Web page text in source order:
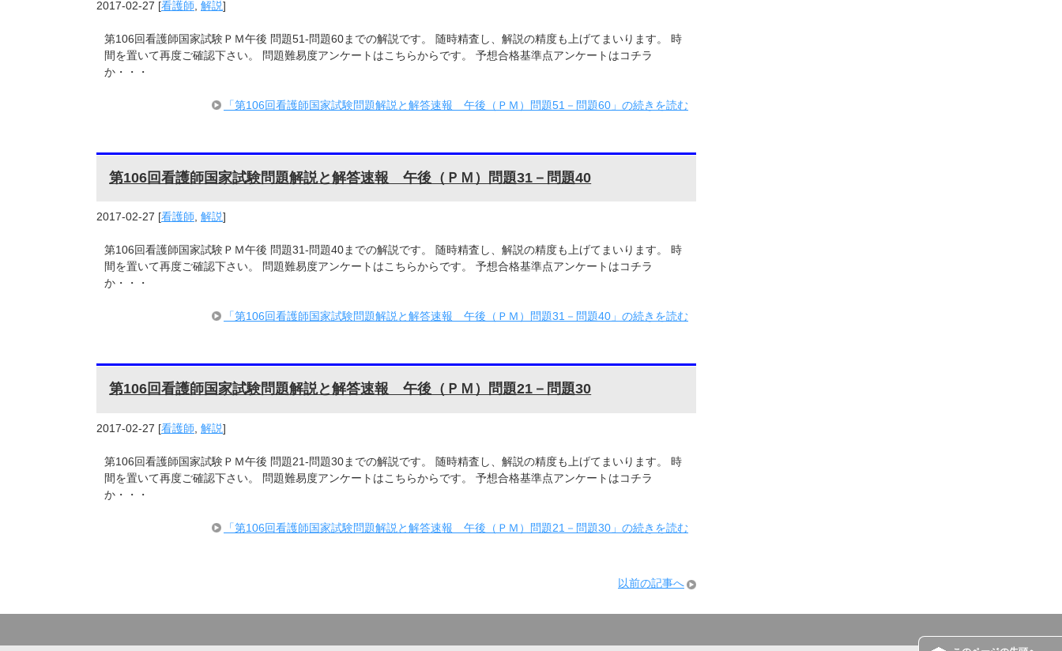
2017-02-27 [看護師 解説]
第106回看護師国家試験ＰＭ午後 問題51-問題60までの解説です。 随時精査し、解説の精度も上げてまいります。 時
間を置いて再度ご確認下さい。 問題難易度アンケートはこちらからです。 予想合格基準点アンケートはコチラ
か・・・
「第106回看護師国家試験問題解説と解答速報 午後（ＰＭ）問題51－問題60」の続きを読む
第106回看護師国家試験問題解説と解答速報 午後（ＰＭ）問題31－問題40
2017-02-27 [看護師, 解説]
第106回看護師国家試験ＰＭ午後 問題31-問題40までの解説です。 随時精査し、解説の精度も上げてまいります。 時
間を置いて再度ご確認下さい。 問題難易度アンケートはこちらからです。 予想合格基準点アンケートはコチラ
か・・・
「第106回看護師国家試験問題解説と解答速報 午後（ＰＭ）問題31－問題40」の続きを読む
第106回看護師国家試験問題解説と解答速報 午後（ＰＭ）問題21－問題30
2017-02-27 [看護師 解説]
第106回看護師国家試験ＰＭ午後 問題21-問題30までの解説です。 随時精査し、解説の精度も上げてまいります。 時
間を置いて再度ご確認下さい。 問題難易度アンケートはこちらからです。 予想合格基準点アンケートはコチラ
か・・・
「第106回看護師国家試験問題解説と解答速報 午後（ＰＭ）問題21－問題30」の続きを読む
以前の記事へ